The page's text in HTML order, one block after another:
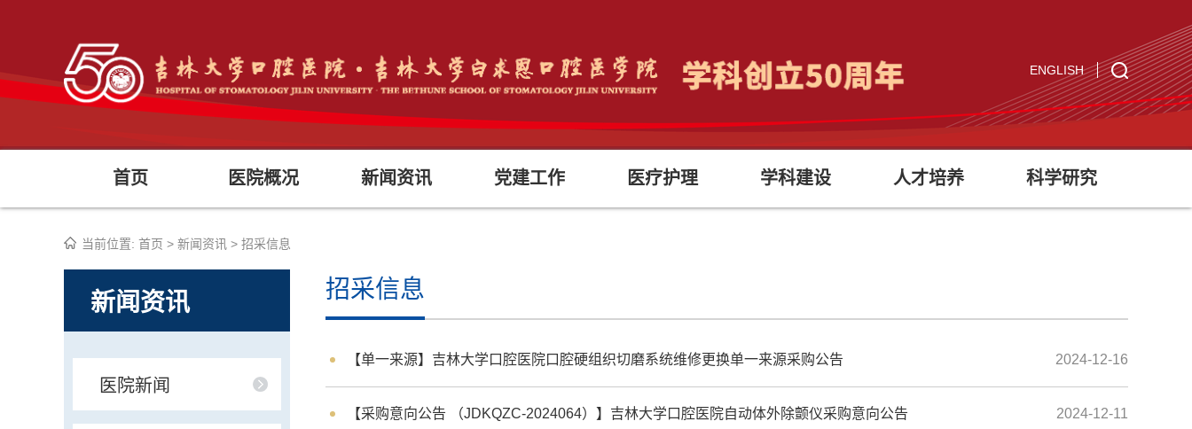
ENGLISH
首页 医院概况 新闻资讯 党建工作 医疗护理 学科建设 人才培养 科学研究
当前位置: 首页 > 新闻资讯 > 招采信息
新闻资讯
医院新闻
招采信息
【单一来源】吉林大学口腔医院口腔硬组织切磨系统维修更换单一来源采购公告 2024-12-16
【采购意向公告 （JDKQZC-2024064）】吉林大学口腔医院自动体外除颤仪采购意向公告 2024-12-11